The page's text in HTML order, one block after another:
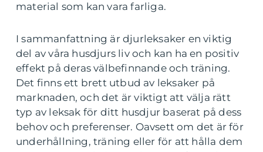
material som kan vara farliga.
I sammanfattning är djurleksaker en viktig
del av våra husdjurs liv och kan ha en positiv
effekt på deras välbefinnande och träning.
Det finns ett brett utbud av leksaker på
marknaden, och det är viktigt att välja rätt
typ av leksak för ditt husdjur baserat på dess
behov och preferenser. Oavsett om det är för
underhållning, träning eller för att hålla dem